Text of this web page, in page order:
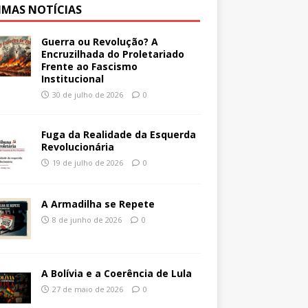
NOTÍCIAS
Guerra ou Revolução? A
Encruzilhada do Proletariado
Frente ao Fascismo
Institucional
30 de julho de 2026 0
Fuga da Realidade da Esquerda
Revolucionária
19 de julho de 2026 0
A Armadilha se Repete
8 de junho de 2026 0
A Bolívia e a Coerência de Lula
27 de maio de 2026 0